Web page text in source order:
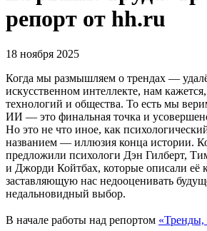
репорт от hh.ru
18 ноября 2025
Когда мы размышляем о трендах —
искусственном интеллекте, нам
технологий и общества. То есть мы
ИИ — это финальная точка и
Но это не что иное, как
названием — иллюзия конца истории.
предложили психологи Дэн Гилберт,
и Джорди Койтбах, которые описали её
заставляющую нас недооценивать
недальновидный выбор.
В начале работы над репортом «Тренды,